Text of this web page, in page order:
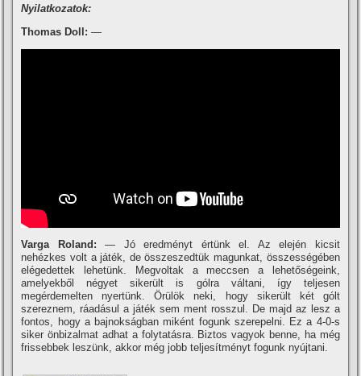
Nyilatkozatok:
Thomas Doll: —
Varga Roland: — Jó eredményt értünk el. Az elején kicsit
nehézkes volt a játék, de összeszedtük magunkat, összességében
elégedettek lehetünk. Megvoltak a meccsen a lehetőségeink,
amelyekből négyet sikerült is gólra váltani, í­gy teljesen
megérdemelten nyertünk. Örülök neki, hogy sikerült két gólt
szereznem, ráadásul a játék sem ment rosszul. De majd az lesz a
fontos, hogy a bajnokságban miként fogunk szerepelni. Ez a 4-0-s
siker önbizalmat adhat a folytatásra. Biztos vagyok benne, ha még
frissebbek leszünk, akkor még jobb teljesí­tményt fogunk nyújtani.